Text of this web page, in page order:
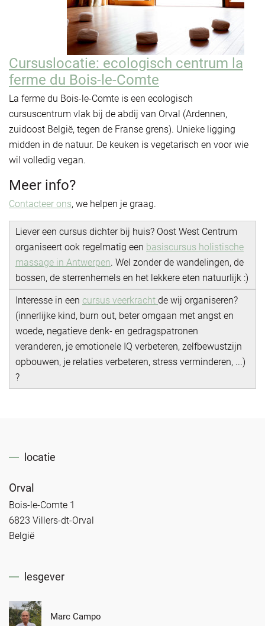
Cursuslocatie: ecologisch centrum la
ferme du Bois-le-Comte
La ferme du Bois-le-Comte is een ecologisch
cursuscentrum vlak bij de abdij van Orval (Ardennen,
zuidoost België, tegen de Franse grens). Unieke ligging
midden in de natuur. De keuken is vegetarisch en voor wie
wil volledig vegan.
Meer info?
Contacteer ons, we helpen je graag.
Liever een cursus dichter bij huis? Oost West Centrum
organiseert ook regelmatig een basiscursus holistische
massage in Antwerpen. Wel zonder de wandelingen, de
bossen, de sterrenhemels en het lekkere eten natuurlijk :)
Interesse in een cursus veerkracht de wij organiseren?
(innerlijke kind, burn out, beter omgaan met angst en
woede, negatieve denk- en gedragspatronen
veranderen, je emotionele IQ verbeteren, zelfbewustzijn
opbouwen, je relaties verbeteren, stress verminderen, ...)
?
locatie
Orval
Bois-le-Comte 1
6823 Villers-dt-Orval
België
lesgever
Marc Campo